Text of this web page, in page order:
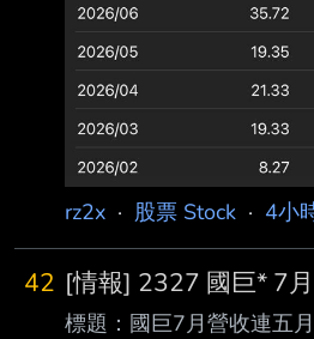
rz2x · 股票 Stock · 4小
42 [情報] 2327 國巨* 7
標題：國巨7月營收連五